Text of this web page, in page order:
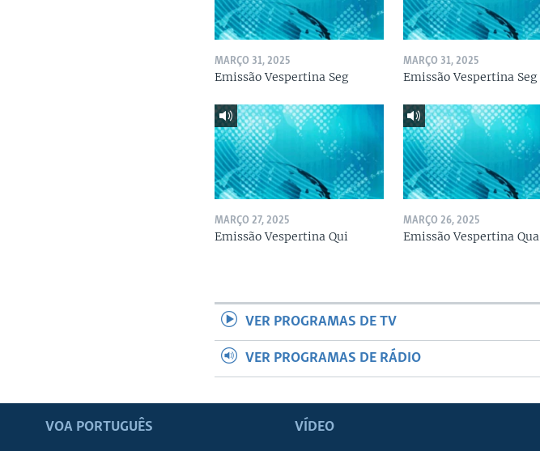
MARÇO 31, 2025
Emissão Vespertina Seg
MARÇO 31, 2025
Emissão Vespertina Seg
MARÇO 27, 2025
Emissão Vespertina Qui
MARÇO 26, 2025
Emissão Vespertina Qua
VER PROGRAMAS DE TV
VER PROGRAMAS DE RÁDIO
VOA PORTUGUÊS VÍDEO